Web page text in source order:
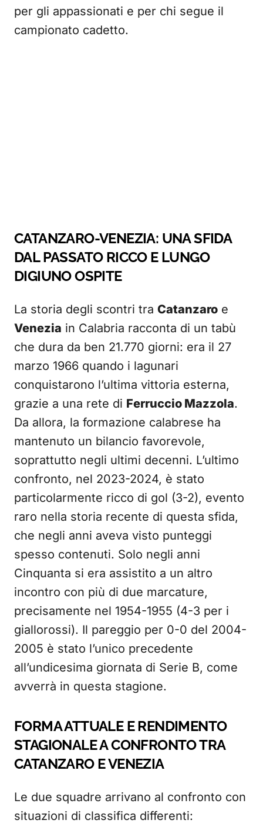
per gli appassionati e per chi segue il
campionato cadetto.
CATANZARO-VENEZIA: UNA SFIDA
DAL PASSATO RICCO E LUNGO
DIGIUNO OSPITE
La storia degli scontri tra Catanzaro e
Venezia in Calabria racconta di un tabù
che dura da ben 21.770 giorni: era il 27
marzo 1966 quando i lagunari
conquistarono l’ultima vittoria esterna,
grazie a una rete di Ferruccio Mazzola.
Da allora, la formazione calabrese ha
mantenuto un bilancio favorevole,
soprattutto negli ultimi decenni. L’ultimo
confronto, nel 2023-2024, è stato
particolarmente ricco di gol (3-2), evento
raro nella storia recente di questa sfida,
che negli anni aveva visto punteggi
spesso contenuti. Solo negli anni
Cinquanta si era assistito a un altro
incontro con più di due marcature,
precisamente nel 1954-1955 (4-3 per i
giallorossi). Il pareggio per 0-0 del 2004-
2005 è stato l’unico precedente
all’undicesima giornata di Serie B, come
avverrà in questa stagione.
FORMA ATTUALE E RENDIMENTO
STAGIONALE A CONFRONTO TRA
CATANZARO E VENEZIA
Le due squadre arrivano al confronto con
situazioni di classifica differenti: